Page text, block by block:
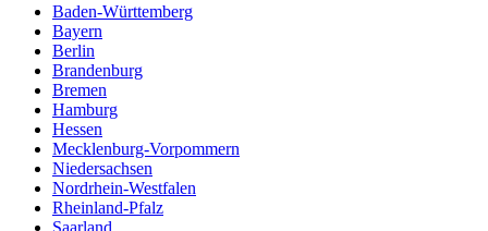
Baden-Württemberg
Bayern
Berlin
Brandenburg
Bremen
Hamburg
Hessen
Mecklenburg-Vorpommern
Niedersachsen
Nordrhein-Westfalen
Rheinland-Pfalz
Saarland